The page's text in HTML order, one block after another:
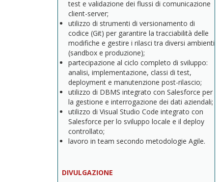
test e validazione dei flussi di comunicazione
client-server;
utilizzo di strumenti di versionamento di
codice (Git) per garantire la tracciabilità delle
modifiche e gestire i rilasci tra diversi ambienti
(sandbox e produzione);
partecipazione al ciclo completo di sviluppo:
analisi, implementazione, classi di test,
deployment e manutenzione post-rilascio;
utilizzo di DBMS integrato con Salesforce per
la gestione e interrogazione dei dati aziendali;
utilizzo di Visual Studio Code integrato con
Salesforce per lo sviluppo locale e il deploy
controllato;
lavoro in team secondo metodologie Agile.
DIVULGAZIONE